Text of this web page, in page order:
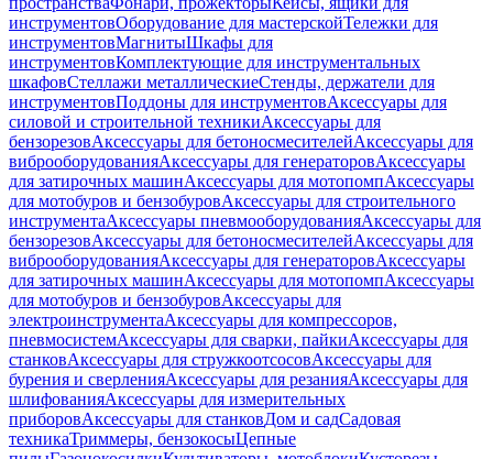
инструментовОборудование для мастерскойТележки для
инструментовМагнитыШкафы для
инструментовКомплектующие для инструментальных
шкафовСтеллажи металлическиеСтенды, держатели для
инструментовПоддоны для инструментовАксессуары для
силовой и строительной техникиАксессуары для
бензорезовАксессуары для бетоносмесителейАксессуары для
виброоборудованияАксессуары для генераторовАксессуары
для затирочных машинАксессуары для мотопомпАксессуары
для мотобуров и бензобуровАксессуары для строительного
инструментаАксессуары пневмооборудованияАксессуары для
бензорезовАксессуары для бетоносмесителейАксессуары для
виброоборудованияАксессуары для генераторовАксессуары
для затирочных машинАксессуары для мотопомпАксессуары
для мотобуров и бензобуровАксессуары для
электроинструментаАксессуары для компрессоров,
пневмосистемАксессуары для сварки, пайкиАксессуары для
станковАксессуары для стружкоотсосовАксессуары для
бурения и сверленияАксессуары для резанияАксессуары для
шлифованияАксессуары для измерительных
приборовАксессуары для станковДом и садСадовая
техникаТриммеры, бензокосыЦепные